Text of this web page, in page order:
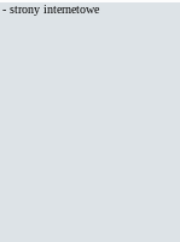
- strony internetowe